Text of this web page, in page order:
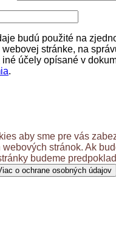
budú použité na
stránke, na
účely opísané v
.
aby sme pre vás
webových stránok. Ak
budeme
o ochrane osobných údajov